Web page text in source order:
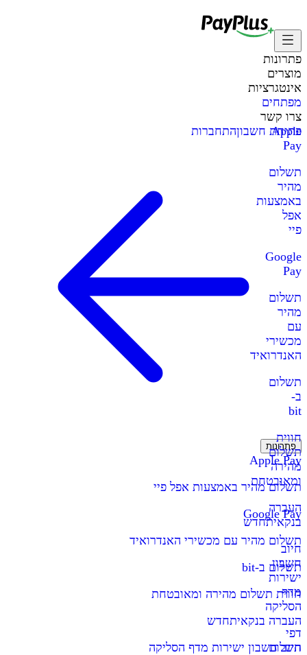
פתרונות
מוצרים
אינטגרציות
מפתחים
צרו קשר
Apple
Pay
תשלום
מהיר
באמצעות
אפל
פיי
Google
Pay
תשלום
מהיר
עם
מכשירי
האנדרואיד
תשלום
ב-
bit
חווית
תשלום
מהירה
ומאובטחת
העברה
בנקאיתחדש
חיוב
חשבון
ישירות
מדף
הסליקה
דפי
תשלום
פתיחת חשבוןהתחברות
פתרונות
Apple Pay
תשלום מהיר באמצעות אפל פיי
Google Pay
תשלום מהיר עם מכשירי האנדרואיד
תשלום ב-bit
חווית תשלום מהירה ומאובטחת
העברה בנקאיתחדש
חיוב חשבון ישירות מדף הסליקה